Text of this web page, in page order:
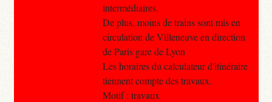
intermédiaires.
De plus, moins de trains sont mis en
circulation de Villeneuve en direction
de Paris gare de Lyon
Les horaires du calculateur d'itinéraire
tiennent compte des travaux.
Motif : travaux